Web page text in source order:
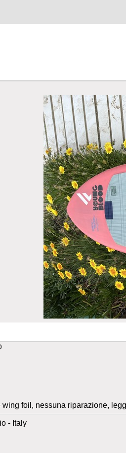
wing foil, nessuna riparazione,
- Italy